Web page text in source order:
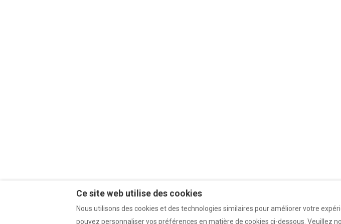
Ce site web utilise des cookies
Nous utilisons des cookies et des technologies similaires pour améliorer votre
pouvez personnaliser vos préférences en matière de cookies ci-dessous. Veuillez